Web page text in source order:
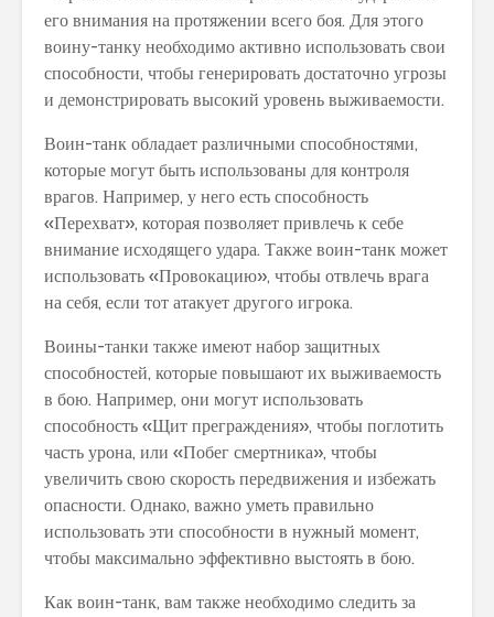
его внимания на протяжении всего боя. Для этого
воину-танку необходимо активно использовать свои
способности, чтобы генерировать достаточно угрозы
и демонстрировать высокий уровень выживаемости.
Воин-танк обладает различными способностями,
которые могут быть использованы для контроля
врагов. Например, у него есть способность
«Перехват», которая позволяет привлечь к себе
внимание исходящего удара. Также воин-танк может
использовать «Провокацию», чтобы отвлечь врага
на себя, если тот атакует другого игрока.
Воины-танки также имеют набор защитных
способностей, которые повышают их выживаемость
в бою. Например, они могут использовать
способность «Щит преграждения», чтобы поглотить
часть урона, или «Побег смертника», чтобы
увеличить свою скорость передвижения и избежать
опасности. Однако, важно уметь правильно
использовать эти способности в нужный момент,
чтобы максимально эффективно выстоять в бою.
Как воин-танк, вам также необходимо следить за